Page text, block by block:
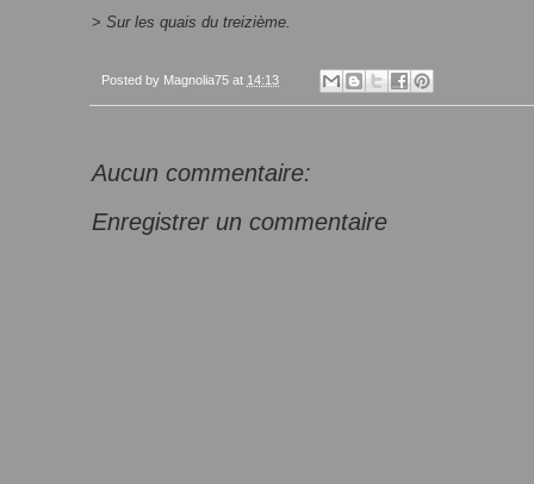
> Sur les quais du treizième.
Posted by Magnolia75 at 14:13
Aucun commentaire:
Enregistrer un commentaire